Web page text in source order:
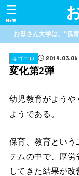
MENU
お母さん大学は、“孤
母ゴコロ 2019.03.06
変化第2弾
幼児教育がようや
ようである。
保育、教育という
テムの中で、厚
してきた結果が